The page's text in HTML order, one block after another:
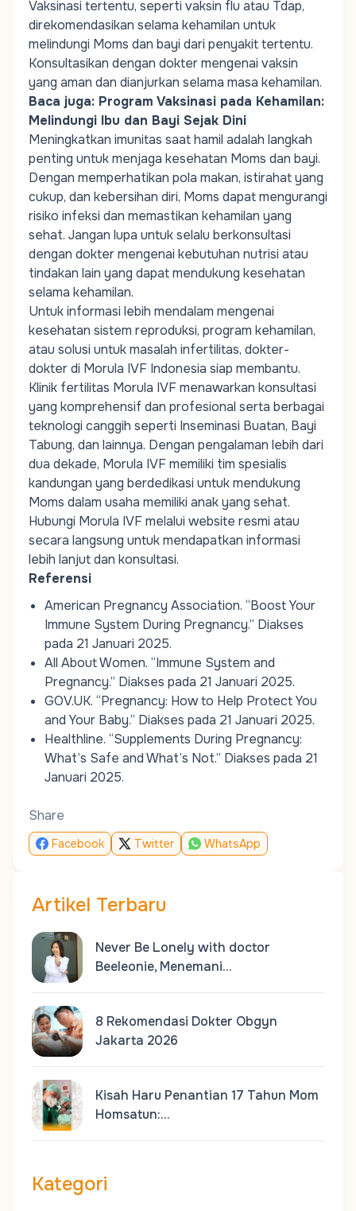
Vaksinasi tertentu, seperti vaksin flu atau Tdap,
direkomendasikan selama kehamilan untuk
melindungi Moms dan bayi dari penyakit tertentu.
Konsultasikan dengan dokter mengenai vaksin
yang aman dan dianjurkan selama masa kehamilan.
Baca juga: Program Vaksinasi pada Kehamilan:
Melindungi Ibu dan Bayi Sejak Dini
Meningkatkan imunitas saat hamil adalah langkah
penting untuk menjaga kesehatan Moms dan bayi.
Dengan memperhatikan pola makan, istirahat yang
cukup, dan kebersihan diri, Moms dapat mengurangi
risiko infeksi dan memastikan kehamilan yang
sehat. Jangan lupa untuk selalu berkonsultasi
dengan dokter mengenai kebutuhan nutrisi atau
tindakan lain yang dapat mendukung kesehatan
selama kehamilan.
Untuk informasi lebih mendalam mengenai
kesehatan sistem reproduksi, program kehamilan,
atau solusi untuk masalah infertilitas, dokter-
dokter di Morula IVF Indonesia siap membantu.
Klinik fertilitas Morula IVFmenawarkan konsultasi
yang komprehensif dan profesional serta berbagai
teknologi canggih seperti Inseminasi Buatan, Bayi
Tabung, dan lainnya. Dengan pengalaman lebih dari
dua dekade, Morula IVF memiliki tim spesialis
kandungan yang berdedikasi untuk mendukung
Moms dalam usaha memiliki anak yang sehat.
Hubungi Morula IVF melalui website resmi atau
secara langsung untuk mendapatkan informasi
lebih lanjut dan konsultasi.
Referensi
American Pregnancy Association. “Boost Your
Immune System During Pregnancy.” Diakses
pada 21 Januari 2025.
All About Women. “Immune System and
Pregnancy.” Diakses pada 21 Januari 2025.
GOV.UK. “Pregnancy: How to Help Protect You
and Your Baby.” Diakses pada 21 Januari 2025.
Healthline. “Supplements During Pregnancy:
What’s Safe and What’s Not.” Diakses pada 21
Januari 2025.
Share
Facebook Twitter WhatsApp
Artikel Terbaru
Never Be Lonely with doctor
Beeleonie, Menemani…
8 Rekomendasi Dokter Obgyn
Jakarta 2026
Kisah Haru Penantian 17 Tahun Mom
Homsatun:…
Kategori